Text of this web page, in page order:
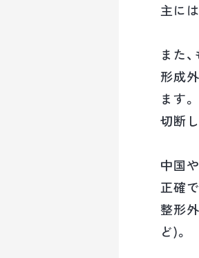
主に
また
形成
ます。
切断
中国
正確
整形
ど)。